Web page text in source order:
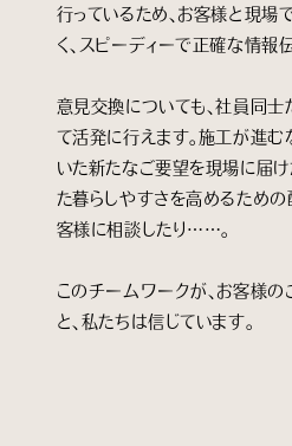
行っているため、お客様と現場
く、スピーディーで正確な情報
意見交換についても、社員同士
て活発に行えます。施工が進む
いた新たなご要望を現場に届
た暮らしやすさを高めるための
客様に相談したり……。
このチームワークが、お客様の
と、私たちは信じています。